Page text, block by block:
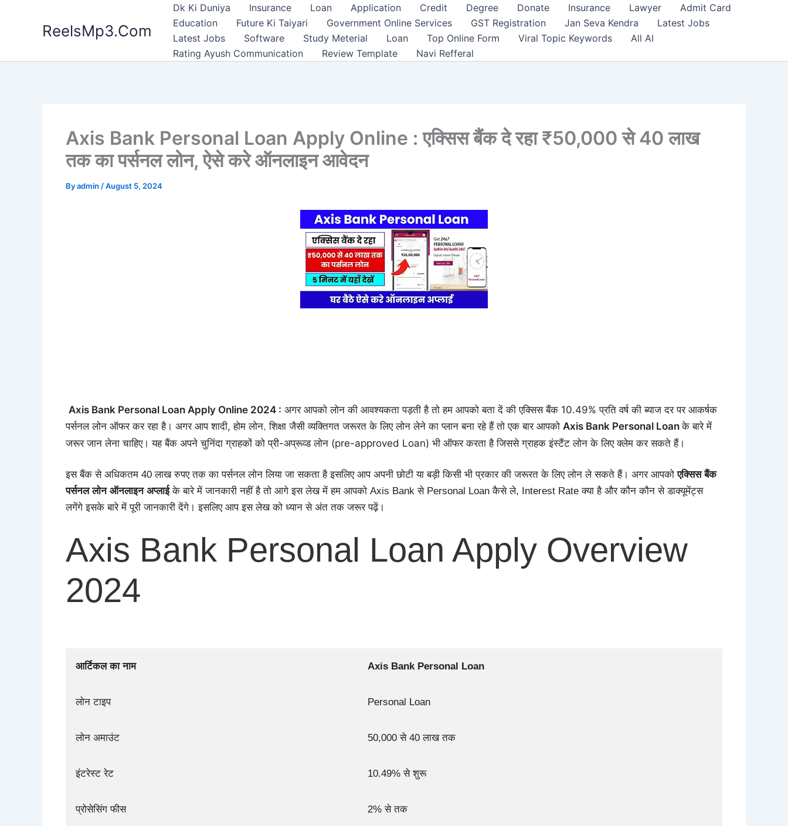
ReelsMp3.Com
Dk Ki Duniya Insurance Loan Application Credit Degree Donate Insurance Lawyer
Admit Card
Education
Future Ki Taiyari Government Online Services GST Registration Jan Seva Kendra
Latest Jobs
Latest Jobs
Software Study Meterial Loan Top Online Form Viral Topic Keywords
All AI
Rating Ayush Communication
Review Template Navi Refferal
Axis Bank Personal Loan Apply Online : एक्सिस बैंक दे रहा ₹50,000 से 40 लाख
तक का पर्सनल लोन, ऐसे करे ऑनलाइन आवेदन
Byadmin /August 5, 2024
Axis Bank Personal Loan Apply Online 2024 : अगर आपको लोन की आवश्यकता पड़ती है तो हम आपको बता दें की एक्सिस बैंक 10.49% प्रति वर्ष की ब्याज दर पर आकर्षक
पर्सनल लोन ऑफर कर रहा है। अगर आप शादी, होम लोन, शिक्षा जैसी व्यक्तिगत जरूरत के लिए लोन लेने का प्लान बना रहे हैं तो एक बार आपको Axis Bank Personal Loanके बारे में
जरूर जान लेना चाहिए। यह बैंक अपने चुनिंदा ग्राहकों को प्री-अप्रूव्ड लोन (pre-approved Loan) भी ऑफर करता है जिससे ग्राहक इंस्टैंट लोन के लिए क्लेम कर सकते हैं।
इस बैंक से अधिकतम 40 लाख रुपए तक का पर्सनल लोन लिया जा सकता है इसलिए आप अपनी छोटी या बड़ी किसी भी प्रकार की जरूरत के लिए लोन ले सकते हैं। अगर आपकोएक्सिस बैंक
पर्सनल लोन ऑनलाइन अप्लाईके बारे में जानकारी नहीं है तो आगे इस लेख में हम आपको Axis Bank से Personal Loan कैसे ले, Interest Rate क्या है और कौन कौन से डाक्यूमेंट्स
लगेंगे इसके बारे में पूरी जानकारी देंगे। इसलिए आप इस लेख को ध्यान से अंत तक जरूर पढ़ें।
Axis Bank Personal Loan Apply Overview
2024
आर्टिकल का नाम Axis Bank Personal Loan
लोन टाइप Personal Loan
लोन अमाउंट 50,000 से 40 लाख तक
इंटरेस्ट रेट 10.49% से शुरू
प्रोसेसिंग फीस 2% से तक